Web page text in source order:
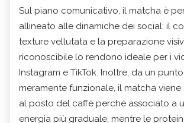
Sul piano comunicativo, il matcha è
allineato alle dinamiche dei social: il
texture vellutata e la preparazione
riconoscibile lo rendono ideale per i
Instagram e TikTok. Inoltre, da un
meramente funzionale, il matcha viene
al posto del caffè perché associato a
energia più graduale, mentre le